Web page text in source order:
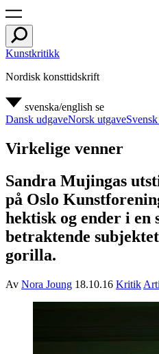
Kunstkritikk
Nordisk konsttidskrift
svenska/english se
Dansk udgaveNorsk utgave
Virkelige venner
Sandra Mujingas
på Oslo
hektisk og ender i
betraktende
gorilla.
Av Nora Joung 18.10.16 Kritik